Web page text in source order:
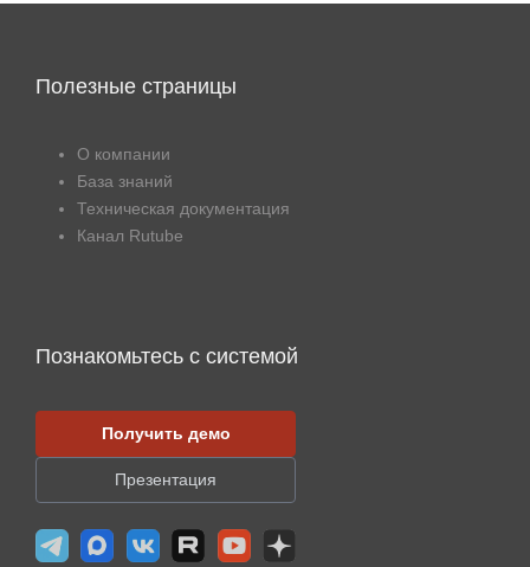
Полезные страницы
О компании
База знаний
Техническая документация
Канал Rutube
Познакомьтесь с системой
Получить демо
Презентация